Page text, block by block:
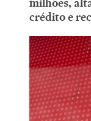
milhões,
crédito e